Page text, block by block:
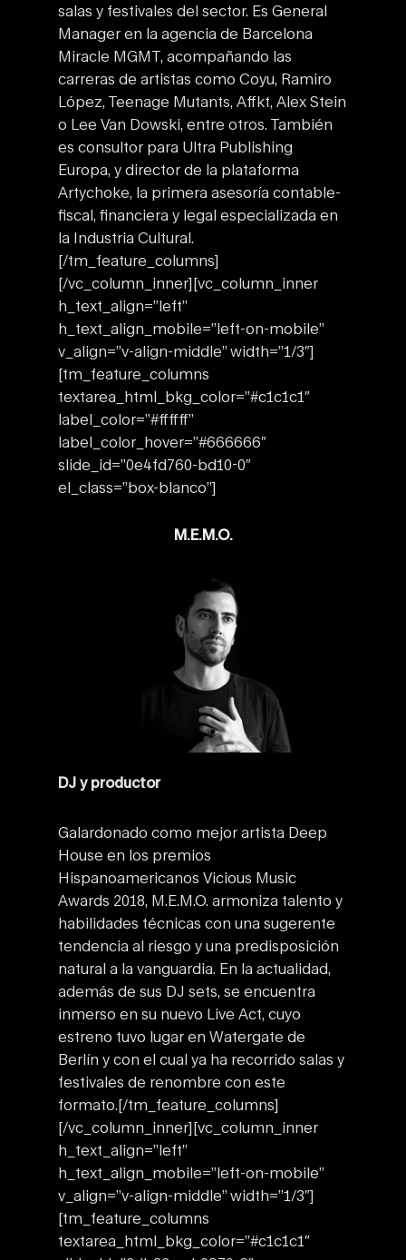
salas y festivales del sector. Es General
Manager en la agencia de Barcelona
Miracle MGMT, acompañando las
carreras de artistas como Coyu, Ramiro
López, Teenage Mutants, Affkt, Alex Stein
o Lee Van Dowski, entre otros. También
es consultor para Ultra Publishing
Europa, y director de la plataforma
Artychoke, la primera asesoría contable-
fiscal, financiera y legal especializada en
la Industria Cultural.
[/tm_feature_columns]
[/vc_column_inner][vc_column_inner
h_text_align=”left”
h_text_align_mobile=”left-on-mobile”
v_align=”v-align-middle” width=”1/3″]
[tm_feature_columns
textarea_html_bkg_color=”#c1c1c1″
label_color=”#ffffff”
label_color_hover=”#666666″
slide_id=”0e4fd760-bd10-0″
el_class=”box-blanco”]
M.E.M.O.
DJ y productor
Galardonado como mejor artista Deep
House en los premios
Hispanoamericanos Vicious Music
Awards 2018, M.E.M.O. armoniza talento y
habilidades técnicas con una sugerente
tendencia al riesgo y una predisposición
natural a la vanguardia. En la actualidad,
además de sus DJ sets, se encuentra
inmerso en su nuevo Live Act, cuyo
estreno tuvo lugar en Watergate de
Berlín y con el cual ya ha recorrido salas y
festivales de renombre con este
formato.[/tm_feature_columns]
[/vc_column_inner][vc_column_inner
h_text_align=”left”
h_text_align_mobile=”left-on-mobile”
v_align=”v-align-middle” width=”1/3″]
[tm_feature_columns
textarea_html_bkg_color=”#c1c1c1″